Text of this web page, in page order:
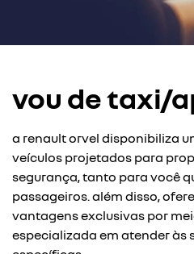
vou de taxi/
a renault orvel disponibiliza
veículos projetados para
segurança, tanto para você
passageiros. além disso,
vantagens exclusivas por
especializada em atender às